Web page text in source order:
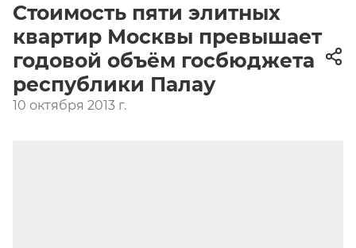
Стоимость пяти элитных
квартир Москвы превышает
годовой объём госбюджета
республики Палау
10 октября 2013 г.